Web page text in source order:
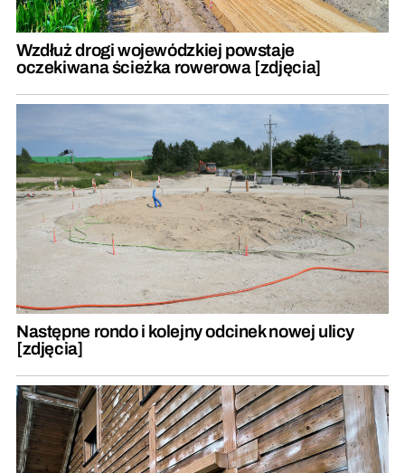
Wzdłuż drogi wojewódzkiej powstaje
oczekiwana ścieżka rowerowa [zdjęcia]
Następne rondo i kolejny odcinek nowej ulicy
[zdjęcia]